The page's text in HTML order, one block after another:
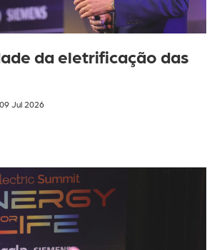
da eletrificação das
Jul 2026